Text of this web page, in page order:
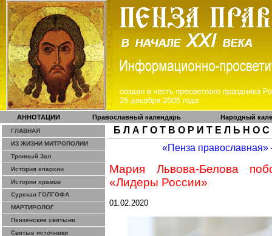
АННОТАЦИИ Православный календарь Народный
ГЛАВНАЯ
ИЗ ЖИЗНИ МИТРОПОЛИИ
Тронный Зал
История епархии
История храмов
Сурская ГОЛГОФА
МАРТИРОЛОГ
Пензенские святыни
Святые источники
Б Л А Г О Т В О Р И Т Е Л Ь Н О С
«Пенза православная»
Мария Львова-Белова
«Лидеры России»
01.02.2020